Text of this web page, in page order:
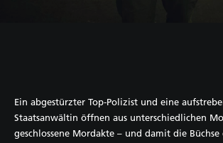
Ein abgestürzter Top-Polizist und eine
Staatsanwältin öffnen aus unterschiedlichen
geschlossene Mordakte – und damit die Büchse